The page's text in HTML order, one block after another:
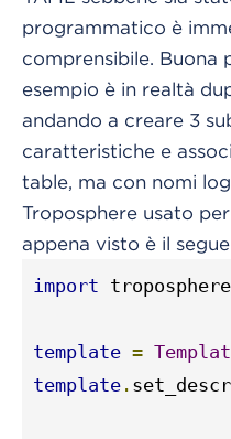
programmatico è
comprensibile. Buona
esempio è in realtà
andando a creare 3
caratteristiche e
table, ma con nomi
Troposphere usato
appena visto è il
import troposphere
template =
template .